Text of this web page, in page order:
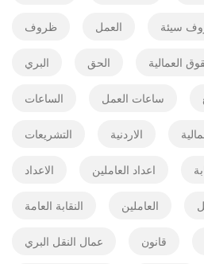
ظروف العمل سيئة
البري الحق العمالية
الساعات ساعات العمل
التشريعات الاردنية
الاعداد اعداد العاملين
النقابة العامة العاملين
عمال النقل البري قانون